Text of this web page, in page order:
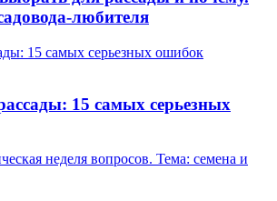
любителя
15 самых серьезных ошибок
15 самых серьезных
неделя вопросов. Тема: семена и